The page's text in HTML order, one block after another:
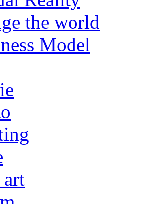
the world
Model
art